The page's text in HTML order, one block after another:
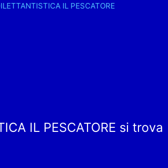
IL PESCATORE
IL PESCATORE si trova